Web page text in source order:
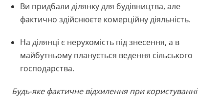
Ви придбали ділянку для будівництва, але
фактично здійснюєте комерційну діяльність.
На ділянці є нерухомість під знесення, а в
майбутньому планується ведення сільського
господарства.
Будь-яке фактичне відхилення при користуванні